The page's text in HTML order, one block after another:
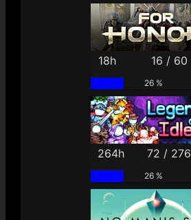
18h 16 / 60
26 %
264h 72 / 276
26 %